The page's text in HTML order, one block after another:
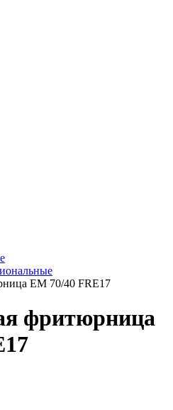
EM 70/40 FRE17
фритюрница